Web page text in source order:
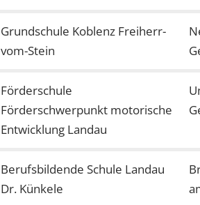
Grundschule Koblenz Freiherr-
vom-Stein
Förderschule
Förderschwerpunkt motorische
Entwicklung Landau
Berufsbildende Schule Landau
Dr. Künkele